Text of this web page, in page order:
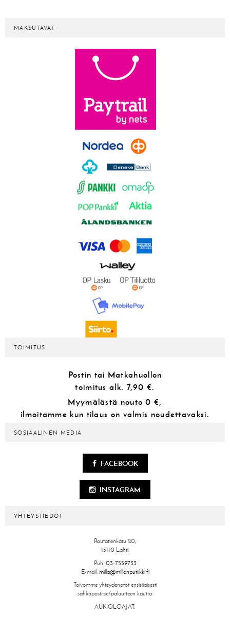
MAKSUTAVAT
TOIMITUS
Postin tai Matkahuollon
toimitus alk. 7,90 €.
Myymälästä nouto 0 €,
ilmoitamme kun tilaus on valmis noudettavaksi.
SOSIAALINEN MEDIA
FACEBOOK
INSTAGRAM
YHTEYSTIEDOT
Rautatienkatu 20,
15110 Lahti.
Puh. 03-7559733
E-mail. milla@millanputiikki.fi
Toivomme yhteydenotot ensisijaisesti
sähköpostitse/palautteen kautta.
AUKIOLOAJAT: